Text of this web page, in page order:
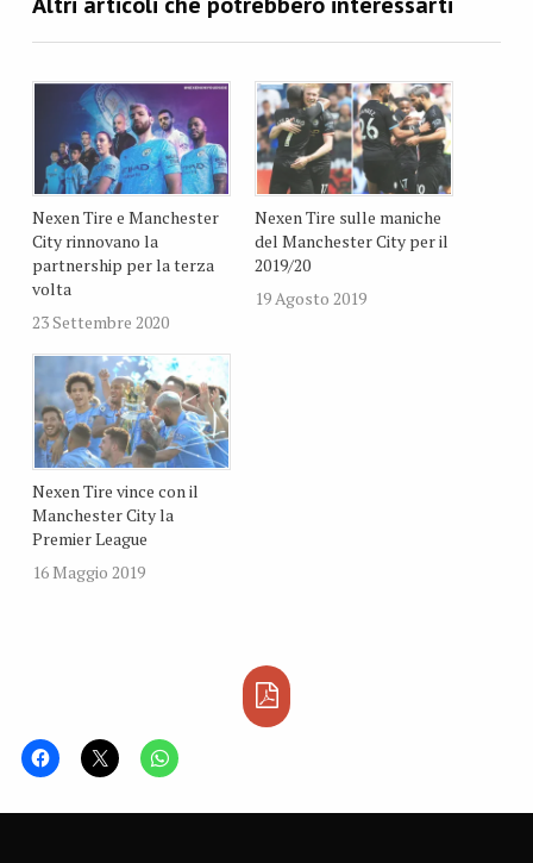
Nexen Tire e Manchester
City rinnovano la
partnership per la terza
volta
23 Settembre 2020
Nexen Tire sulle maniche
del Manchester City per il
2019/20
19 Agosto 2019
Nexen Tire vince con il
Manchester City la
Premier League
16 Maggio 2019